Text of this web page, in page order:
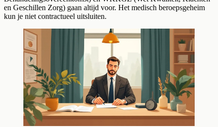
en Geschillen Zorg) gaan altijd voor. Het medisch beroepsgeheim
kun je niet contractueel uitsluiten.